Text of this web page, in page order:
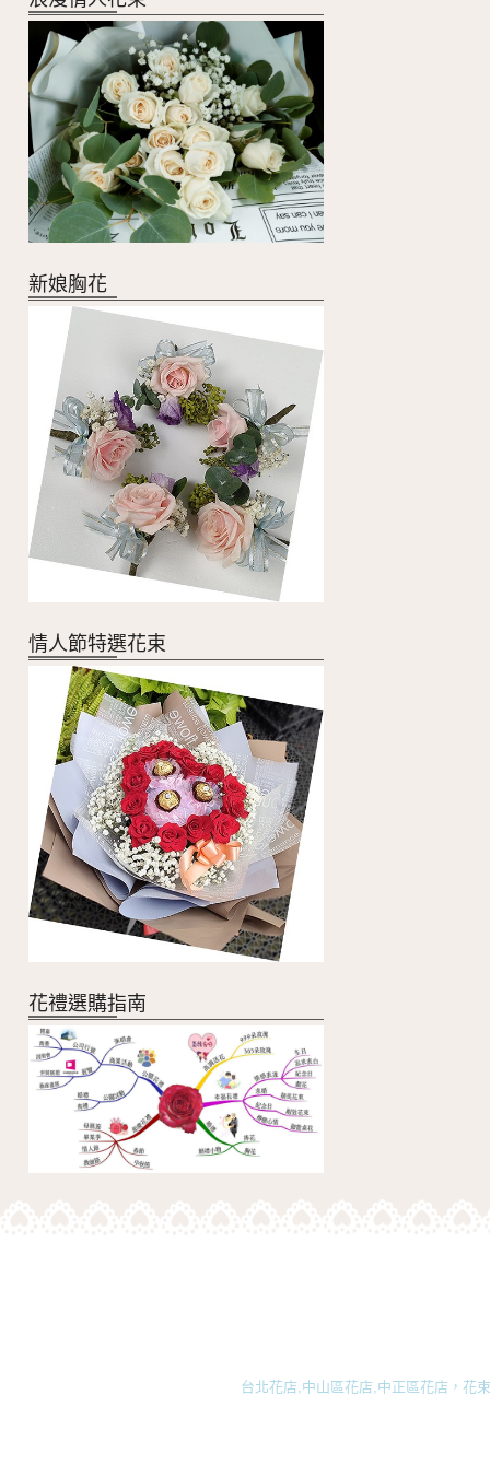
新娘胸花
情人節特選花束
花禮選購指南
台北花店,中山區花店,中正區花店，花